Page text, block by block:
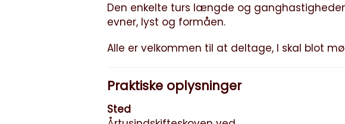
Den enkelte turs længde og
evner, lyst og formåen.
Alle er velkommen til at deltage, I skal blot
Praktiske oplysninger
Sted